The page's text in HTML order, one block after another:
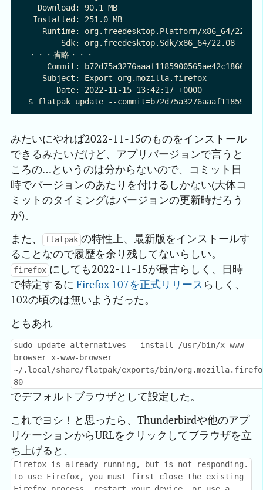
  Download: 90.1 MB
Installed: 251.0 MB
   Runtime: org.freedesktop.Platform/x86_64/22.08
       Sdk: org.freedesktop.Sdk/x86_64/22.08
・・・省略・・・
Commit:
   Subject: Export org.mozilla.firefox
      Date: 2022-11-15 13:42:17 +0000
みたいにやれば2022-11-15のものをインストール
できるみたいだけど、アプリバージョンで言うと
ころの…というのは分からないので、コミット日
時でバージョンのあたりを付けるしかない(大体コ
ミットのタイミングはバージョンの更新時だろう
が)。
また、
flatpak の特性上、最新版をインストールす
ることなので履歴を余り残してないらしい。
firefox にしても2022-11-15が最古らしく、日時
で特定するに Firefox 107を正式リリース らしく、
102の頃のは無いようだった。
ともあれ
sudo update-alternatives --install /usr/bin/x-www-
browser x-www-browser
~/.local/share/flatpak/exports/bin/
80
でデフォルトブラウザとして設定した。
これでヨシ！と思ったら、Thunderbirdや他のアプ
リケーションからURLをクリックしてブラウザを立
ち上げると、
Firefox is already running, but is not responding.
To use Firefox, you must first close the existing